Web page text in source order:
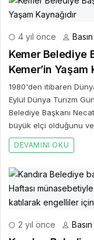
4 yıl önce
Kemer Belediye
Kemer’in Yaşam
1980'den itibaren
Eylül Dünya Turizm
Belediye Başkanı
büyük elçi olduğunu
DEVAMINI OKU
2 yıl önce